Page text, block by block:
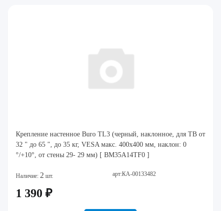
Крепление настенное Buro TL3 (черный, наклонное, для ТВ от
32 " до 65 ", до 35 кг, VESA макс. 400x400 мм, наклон: 0
°/+10°, от стены 29- 29 мм) [ BM35A14TF0 ]
Наличие: 2 шт. арт:КА-00133482
1 390 ₽